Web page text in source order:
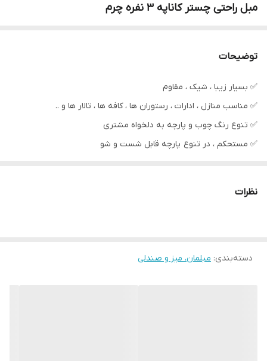
مبل راحتی چستر کاناپه ۳ نفره چرم
توضیحات
✅️ بسیار زیبا ، شیک ، مقاوم
✅️ مناسب منازل ، ادارات ، رستوران ها ، کافه ها ، تالار ها و ..
✅️ تنوع رنگ چوب و پارچه به دلخواه مشتری
✅️ مستحکم ، در تنوع پارچه قابل شست و شو
نظرات
دسته‌بندی: مبلمان، میز و صندلی